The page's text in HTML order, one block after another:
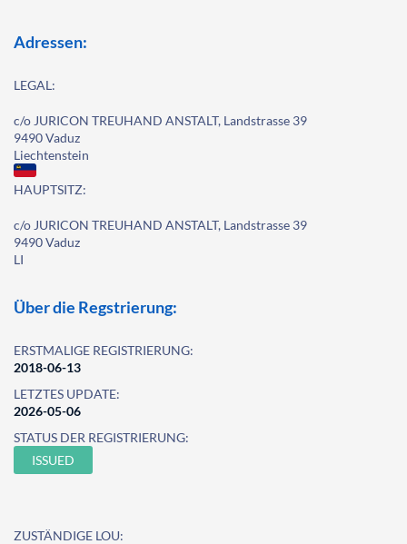
Adressen:
LEGAL:
c/o JURICON TREUHAND ANSTALT, Landstrasse 39
9490 Vaduz
Liechtenstein
HAUPTSITZ:
c/o JURICON TREUHAND ANSTALT, Landstrasse 39
9490 Vaduz
LI
Über die Regstrierung:
ERSTMALIGE REGISTRIERUNG:
2018-06-13
LETZTES UPDATE:
2026-05-06
STATUS DER REGISTRIERUNG:
ISSUED
ZUSTÄNDIGE LOU: